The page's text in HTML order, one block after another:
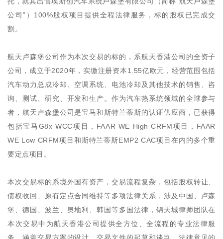
公司”）100%股权项目提供全程法律服务，标的股权已完成交
割。
航天卢森堡公司作为本次交易的标的，系航天香港公司的全资子
公司，成立于2020年，实缴注册资本1.55亿欧元，经营范围包括
汽车动力总成冷却、空调系统、电池冷却及其他技术的销售、咨
询、测试、研究、开发和生产。作为汽车热系统领域的全球参与
者，航天卢森堡公司是宝马和斯特兰蒂斯的认证供应商，已获得
包括宝马G8x WCC项目，FAAR WE High CRFM项目，FAAR
WE Low CRFM项目和斯特兰蒂斯EMP2 CAC项目在内的多个重
要定点项目。
本次交易标的系境外国有资产，交易流程复杂，包括股权转让、
债权收回、原有定点合同维持等多项法律关系，涉及中国、卢森
堡、德国、波兰、奥地利、韩国等多国法律，锦天城律师团队在
本次交易中为航天香港公司提供全方位、全流程的专业法律服